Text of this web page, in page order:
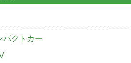
パクトカー